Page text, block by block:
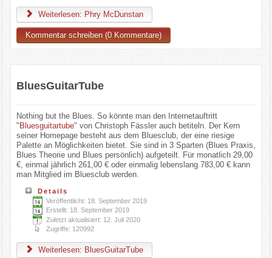
Weiterlesen: Phry McDunstan
Kommentar schreiben (0 Kommentare)
BluesGuitarTube
Nothing but the Blues. So könnte man den Internetauftritt
" Bluesguitartube" von Christoph Fässler auch betiteln. Der Kern
seiner Homepage besteht aus dem Bluesclub, der eine riesige
Palette an Möglichkeiten bietet. Sie sind in 3 Sparten (Blues Praxis,
Blues Theorie und Blues persönlich) aufgeteilt. Für monatlich 29,00
€, einmal jährlich 261,00 € oder einmalig lebenslang 783,00 € kann
man Mitglied im Bluesclub werden.
Details
Veröffentlicht: 18. September 2019
Erstellt: 18. September 2019
Zuletzt aktualisiert: 12. Juli 2020
Zugriffe: 120992
Weiterlesen: BluesGuitarTube